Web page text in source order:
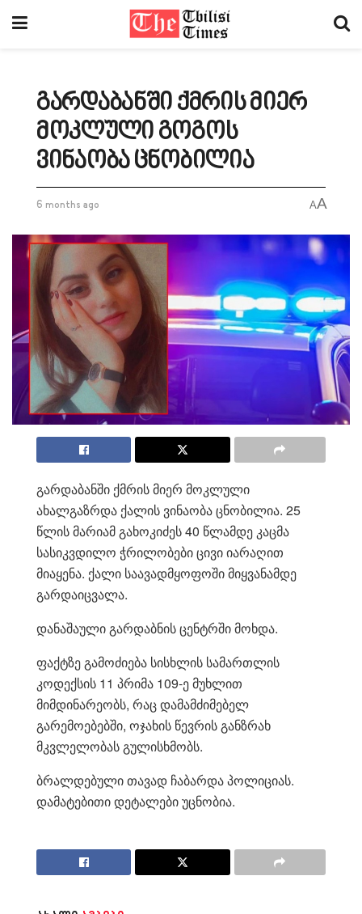
გარდაბანში ქმრის მიერ
მოკლული გოგოს
ვინაობა ცნობილია
6 months ago AA
გარდაბანში ქმრის მიერ მოკლული
ახალგაზრდა ქალის ვინაობა ცნობილია. 25
წლის მარიამ გახოკიძეს 40 წლამდე კაცმა
სასიკვდილო ჭრილობები ცივი იარაღით
მიაყენა. ქალი საავადმყოფოში მიყვანამდე
გარდაიცვალა.
დანაშაული გარდაბნის ცენტრში მოხდა.
ფაქტზე გამოძიება სისხლის სამართლის
კოდექსის 11 პრიმა 109-ე მუხლით
მიმდინარეობს, რაც დამამძიმებელ
გარემოებებში, ოჯახის წევრის განზრახ
მკვლელობას გულისხმობს.
ბრალდებული თავად ჩაბარდა პოლიციას.
დამატებითი დეტალები უცნობია.